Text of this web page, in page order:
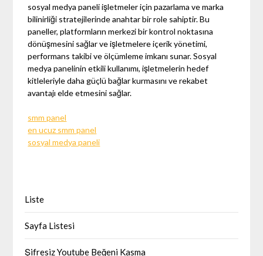
sosyal medya paneli işletmeler için pazarlama ve marka
bilinirliği stratejilerinde anahtar bir role sahiptir. Bu
paneller, platformların merkezi bir kontrol noktasına
dönüşmesini sağlar ve işletmelere içerik yönetimi,
performans takibi ve ölçümleme imkanı sunar. Sosyal
medya panelinin etkili kullanımı, işletmelerin hedef
kitleleriyle daha güçlü bağlar kurmasını ve rekabet
avantajı elde etmesini sağlar.
smm panel
en ucuz smm panel
sosyal medya paneli
Liste
Sayfa Listesi
Şifresiz Youtube Beğeni Kasma